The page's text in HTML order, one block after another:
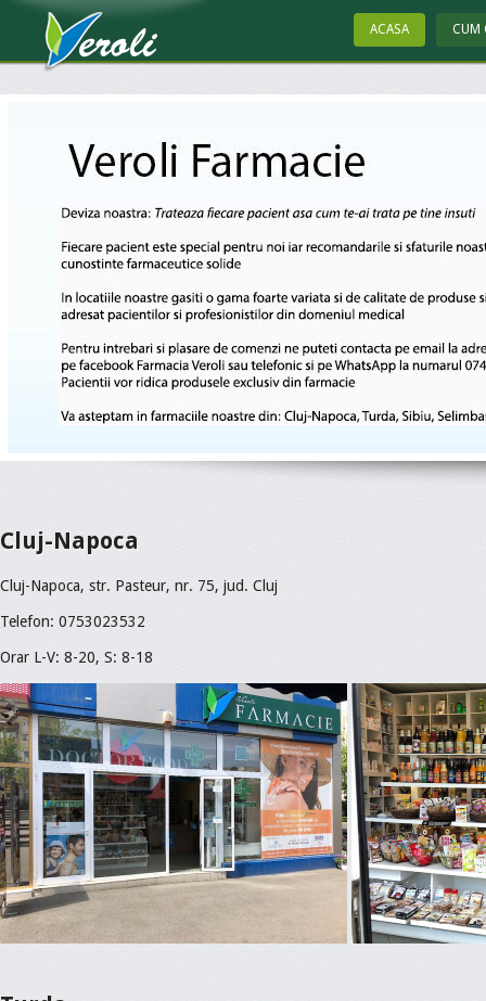
ACASA CUM
Cluj-Napoca
Cluj-Napoca, str. Pasteur, nr. 75, jud. Cluj
Telefon: 0753023532
Orar L-V: 8-20, S: 8-18